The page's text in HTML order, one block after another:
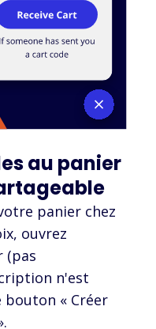
au panier
panier chez
ouvrez
(pas
n'est
bouton « Créer